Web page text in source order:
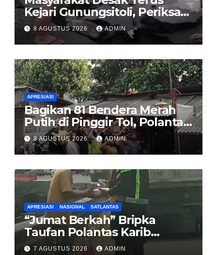
Kejari Gunungsitoli, Periksa
dan Usut Tuntas Dugaan
Korupsi Proyek Jalan
Sirombu-Afulu (MYC) Senilai
Rp321 Miliar
8 AGUSTUS 2026 ADMIN
APRESIASI
Bagikan 81 Bendera Merah
Putih di Pinggir Tol, Polantas
Karib BSD Ajak Warga Miskin
Kibarkan Sang Saka
8 AGUSTUS 2026 ADMIN
APRESIASI NASIONAL SATLANTAS
“Jumat Berkah” Bripka
Taufan Polantas Karib
Bagikan Nasi Kotak untuk
7 AGUSTUS 2026 ADMIN